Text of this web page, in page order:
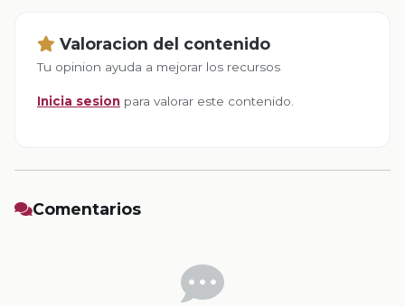
Valoracion del contenido
Tu opinion ayuda a mejorar los recursos
Inicia sesion para valorar este contenido.
Comentarios